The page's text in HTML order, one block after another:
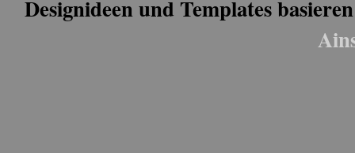
Designideen und Templates